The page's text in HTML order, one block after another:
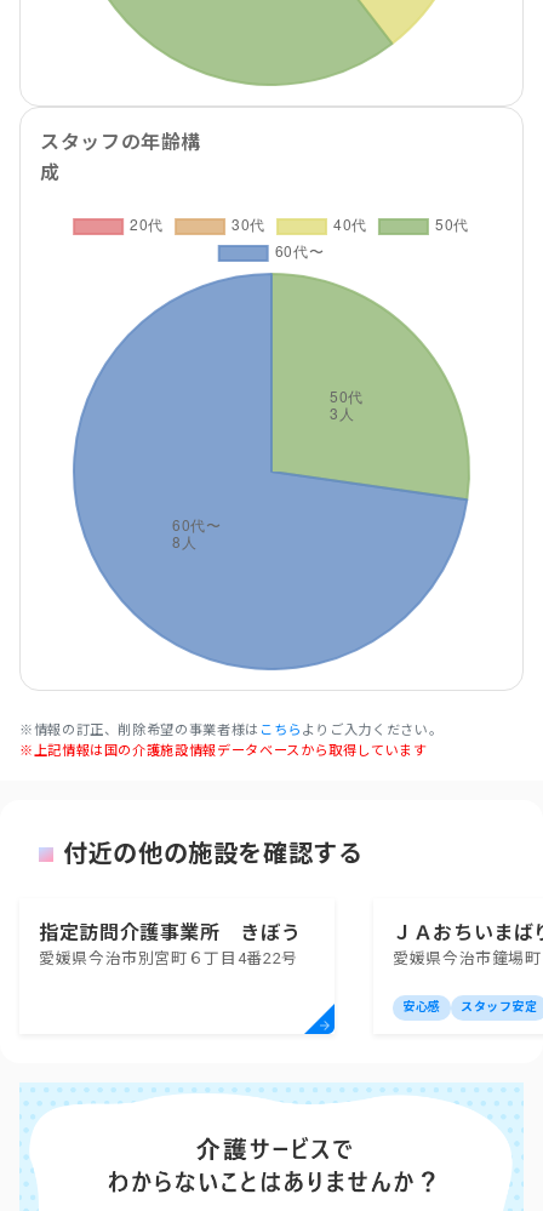
スタッフの年齢構
成
※情報の訂正、削除希望の事業者様は こちら よりご入力ください。
※上記情報は国の介護施設情報データベースから取得しています
付近の他の施設を確認する
指定訪問介護事業所 きぼう
愛媛県今治市別宮町６丁目4番22号
ＪＡおちいまば
愛媛県今治市鐘場
安心感 スタッフ安定